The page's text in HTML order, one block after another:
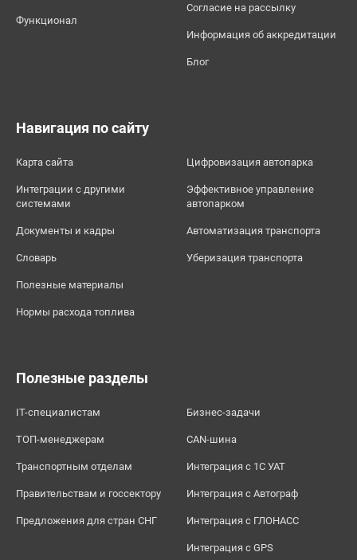
Функционал
Согласие на рассылку
Информация об аккредитации
Блог
Навигация по сайту
Карта сайта
Интеграции с другими
системами
Документы и кадры
Словарь
Полезные материалы
Нормы расхода топлива
Цифровизация автопарка
Эффективное управление
автопарком
Автоматизация транспорта
Уберизация транспорта
Полезные разделы
IT-специалистам
ТОП-менеджерам
Транспортным отделам
Правительствам и госсектору
Предложения для стран СНГ
Бизнес-задачи
CAN-шина
Интеграция с 1С УАТ
Интеграция с Автограф
Интеграция с ГЛОНАСС
Интеграция с GPS